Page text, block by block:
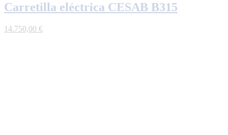
Carretilla eléctrica CESAB B315
14.750,00 €